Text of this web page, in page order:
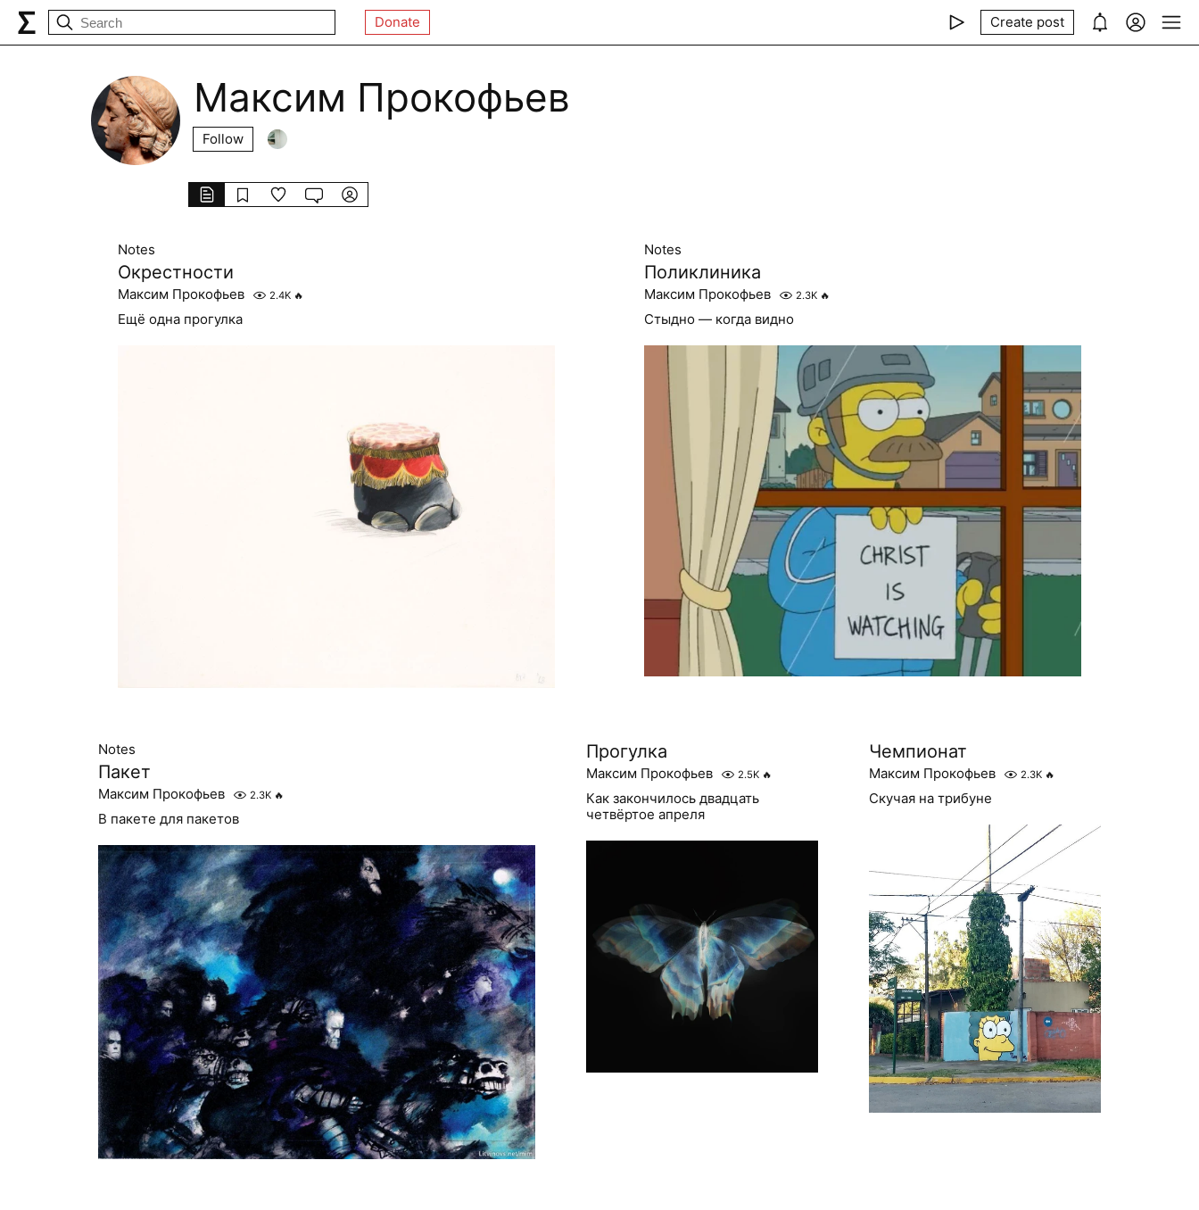
Donate Create post
Максим Прокофьев
Follow
Notes
Окрестности
Максим Прокофьев 2.4K 🔥
Ещё одна прогулка
Notes
Поликлиника
Максим Прокофьев 2.3K 🔥
Стыдно — когда видно
Notes
Пакет
Максим Прокофьев 2.3K 🔥
В пакете для пакетов
Прогулка
Максим Прокофьев 2.5K 🔥
Как закончилось двадцать
четвёртое апреля
Чемпионат
Максим Прокофьев 2.3K 🔥
Скучая на трибуне